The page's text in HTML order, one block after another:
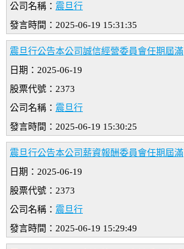
公司名稱： 震旦行
發言時間：2025-06-19 15:31:35
震旦行公告本公司誠信經營委員會任期屆滿
日期：2025-06-19
股票代號：2373
公司名稱： 震旦行
發言時間：2025-06-19 15:30:25
震旦行公告本公司薪資報酬委員會任期屆滿
日期：2025-06-19
股票代號：2373
公司名稱： 震旦行
發言時間：2025-06-19 15:29:49